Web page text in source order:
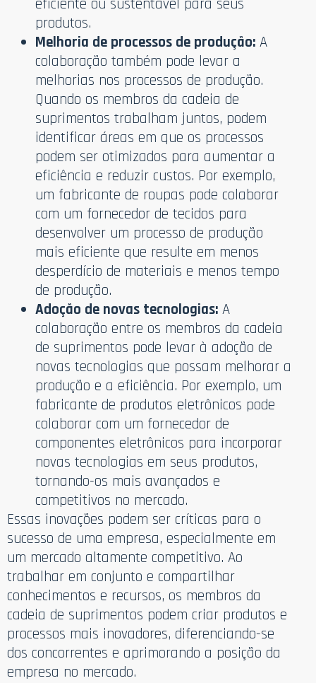
eficiente ou sustentável para seus
produtos.
Melhoria de processos de produção: A
colaboração também pode levar a
melhorias nos processos de produção.
Quando os membros da cadeia de
suprimentos trabalham juntos, podem
identificar áreas em que os processos
podem ser otimizados para aumentar a
eficiência e reduzir custos. Por exemplo,
um fabricante de roupas pode colaborar
com um fornecedor de tecidos para
desenvolver um processo de produção
mais eficiente que resulte em menos
desperdício de materiais e menos tempo
de produção.
Adoção de novas tecnologias: A
colaboração entre os membros da cadeia
de suprimentos pode levar à adoção de
novas tecnologias que possam melhorar a
produção e a eficiência. Por exemplo, um
fabricante de produtos eletrônicos pode
colaborar com um fornecedor de
componentes eletrônicos para incorporar
novas tecnologias em seus produtos,
tornando-os mais avançados e
competitivos no mercado.
Essas inovações podem ser críticas para o
sucesso de uma empresa, especialmente em
um mercado altamente competitivo. Ao
trabalhar em conjunto e compartilhar
conhecimentos e recursos, os membros da
cadeia de suprimentos podem criar produtos e
processos mais inovadores, diferenciando-se
dos concorrentes e aprimorando a posição da
empresa no mercado.